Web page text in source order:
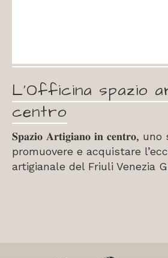
L’Officina spazio
centro
𝐒𝐩𝐚𝐳𝐢𝐨 𝐀𝐫𝐭𝐢𝐠𝐢𝐚𝐧𝐨 𝐢𝐧 𝐜𝐞𝐧𝐭𝐫𝐨,
promuovere e acquistare
artigianale del Friuli Venezia